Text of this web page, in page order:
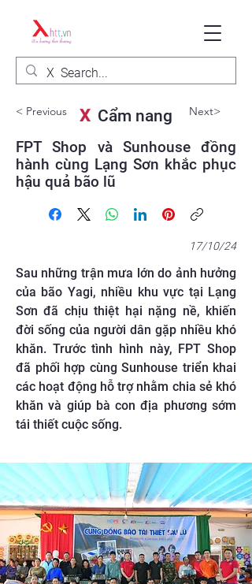
< Previous XCẩm nang Next>
FPT Shop và Sunhouse đồng
hành cùng Lạng Sơn khắc phục
hậu quả bão lũ
17/10/24
Sau những trận mưa lớn do ảnh hưởng
của bão Yagi, nhiều khu vực tại Lạng
Sơn đã chịu thiệt hại nặng nề, khiến
đời sống của người dân gặp nhiều khó
khăn. Trước tình hình này, FPT Shop
đã phối hợp cùng Sunhouse triển khai
các hoạt động hỗ trợ nhằm chia sẻ khó
khăn và giúp bà con địa phương sớm
tái thiết cuộc sống.